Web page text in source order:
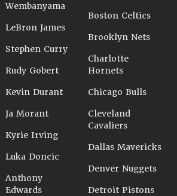
Wembanyama
LeBron James
Stephen Curry
Rudy Gobert
Kevin Durant
Ja Morant
Kyrie Irving
Luka Doncic
Anthony
Edwards
Boston Celtics
Brooklyn Nets
Charlotte
Hornets
Chicago Bulls
Cleveland
Cavaliers
Dallas Mavericks
Denver Nuggets
Detroit Pistons